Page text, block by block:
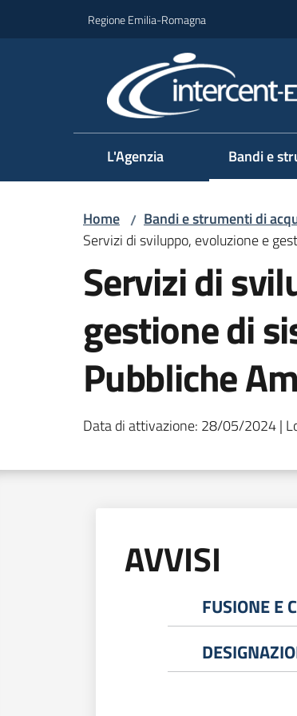
Regione Emilia-Romagna
L'Agenzia Bandi e
Home / Bandi e strumenti di
Servizi di sviluppo, evoluzione e
Servizi di
gestione di
Pubbliche
Data di attivazione: 28/05/2024 |
AVVISI
FUSIONE